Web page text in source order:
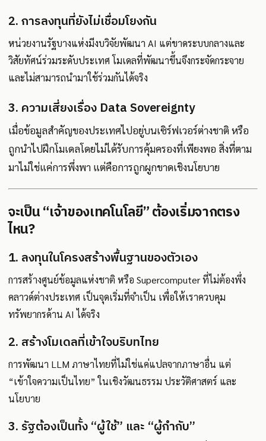
2. การลงทุนที่ยังไม่เชื่อมโยงกัน
หน่วยงานรัฐบางแห่งมีงบวิจัยพัฒนา AI แต่ขาดระบบกลางและ
วิสัยทัศน์ร่วมระดับประเทศ โมเดลที่พัฒนาขึ้นจึงกระจัดกระจาย
และไม่สามารถนำมาใช้ร่วมกันได้จริง
3. ความเสี่ยงเรื่อง Data Sovereignty
เมื่อข้อมูลสำคัญของประเทศไปอยู่บนเซิร์ฟเวอร์ต่างชาติ หรือ
ถูกนำไปฝึกโมเดลโดยไม่ได้รับการคุ้มครองที่เพียงพอ สิ่งที่ตาม
มาไม่ใช่แค่การพึ่งพา แต่คือการถูกผูกขาดเชิงนโยบาย
จะเป็น “เจ้าของเทคโนโลยี” ต้องเริ่มจากตรง
ไหน?
1. ลงทุนในโครงสร้างพื้นฐานของตัวเอง
การสร้างศูนย์ข้อมูลแห่งชาติ หรือ Supercomputer ที่ไม่ต้องพึ่ง
คลาวด์ต่างประเทศ เป็นจุดเริ่มที่จำเป็น เพื่อให้เราควบคุม
ทรัพยากรด้าน AI ได้จริง
2. สร้างโมเดลที่เข้าใจบริบทไทย
การพัฒนา LLM ภาษาไทยที่ไม่ใช่แค่แปลจากภาษาอื่น แต่
“เข้าใจความเป็นไทย” ในเชิงวัฒนธรรม ประวัติศาสตร์ และ
นโยบาย
3. รัฐต้องเป็นทั้ง “ผู้ใช้” และ “ผู้กำกับ”